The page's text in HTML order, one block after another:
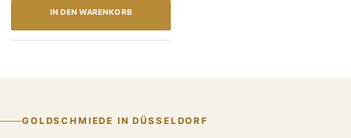
IN DEN WARENKORB
GOLDSCHMIEDE IN DÜSSELDORF